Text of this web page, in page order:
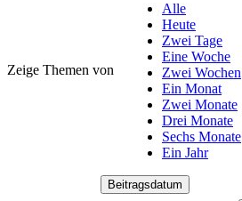
Zeige Themen von
Alle
Heute
Zwei Tage
Eine Woche
Zwei Wochen
Ein Monat
Zwei Monate
Drei Monate
Sechs Monate
Ein Jahr
Beitragsdatum